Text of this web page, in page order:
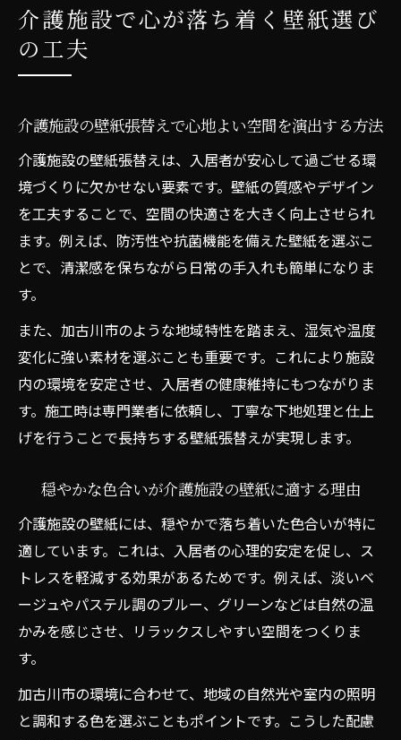
介護施設の壁紙張替えで落ち着く雰囲気を
実現
ト
壁紙張替えがもたらす入居者の心身ケア効
果
介護施設に適した壁紙素材と張替えの選択
介護施設の壁紙張替えでストレス軽減を図
る
兵庫県加古川市で注目の壁紙リフォーム実例
介護施設の壁紙張替えで快適空間を体感で
壁紙リフォーム実例から学ぶ介護施設の工
夫点
入居者が安心できる壁紙リフォームの成功
事例
加古川市で支持される壁紙張替えの特徴と
は
践方法
壁紙の色選びが介護空間に与える効果とは
介護施設で心が落ち着く壁紙選び
の工夫
介護施設の壁紙張替えで心地よい空間を演出する方法
介護施設の壁紙張替えは、入居者が安心して過ごせる環
境づくりに欠かせない要素です。壁紙の質感やデザイン
を工夫することで、空間の快適さを大きく向上させられ
ます。例えば、防汚性や抗菌機能を備えた壁紙を選ぶこ
とで、清潔感を保ちながら日常の手入れも簡単になりま
す。
また、加古川市のような地域特性を踏まえ、湿気や温度
変化に強い素材を選ぶことも重要です。これにより施設
内の環境を安定させ、入居者の健康維持にもつながりま
す。施工時は専門業者に依頼し、丁寧な下地処理と仕上
げを行うことで長持ちする壁紙張替えが実現します。
穏やかな色合いが介護施設の壁紙に適する理由
介護施設の壁紙には、穏やかで落ち着いた色合いが特に
適しています。これは、入居者の心理的安定を促し、ス
トレスを軽減する効果があるためです。例えば、淡いベ
ージュやパステル調のブルー、グリーンなどは自然の温
かみを感じさせ、リラックスしやすい空間をつくりま
す。
加古川市の環境に合わせて、地域の自然光や室内の照明
と調和する色を選ぶこともポイントです。こうした配慮